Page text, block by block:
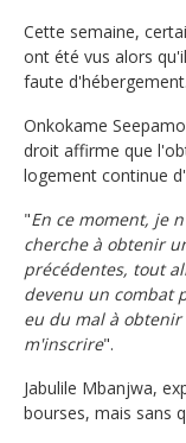
Cette semaine,
ont été vus alors
faute d'hébergement.
Onkokame
droit affirme que
logement continue
"En ce moment, je
cherche à obtenir
précédentes, tout
devenu un combat
eu du mal à
m'inscrire".
Jabulile Mbanjwa,
bourses, mais sans